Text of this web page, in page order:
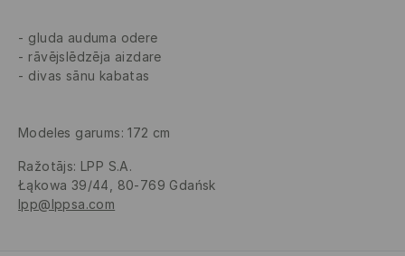
gluda auduma odere
rāvējslēdzēja aizdare
divas sānu kabatas
Modeles garums: 172 cm
Ražotājs: LPP S.A.
Łąkowa 39/44, 80-769 Gdańsk
lpp@lppsa.com